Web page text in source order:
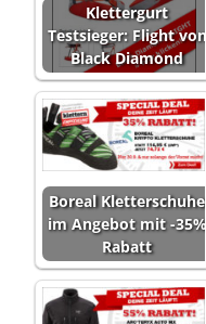
Klettergurt
Testsieger: Flight von
Black Diamond
Boreal Kletterschuhe
im Angebot mit -35%
Rabatt